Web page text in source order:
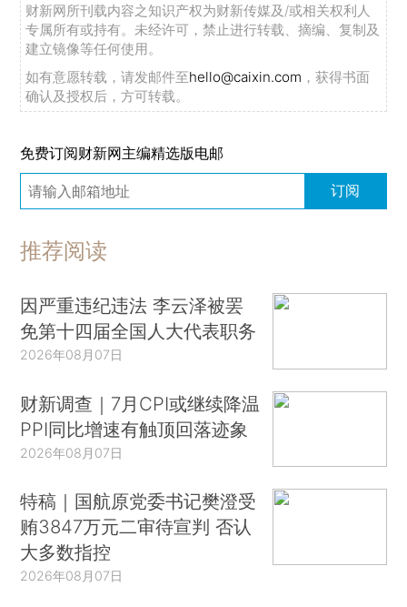
财新网所刊载内容之知识产权为财新传媒及/或相关权利人
专属所有或持有。未经许可，禁止进行转载、摘编、复制及
建立镜像等任何使用。
如有意愿转载，请发邮件至hello@caixin.com ，获得书面
确认及授权后，方可转载。
免费订阅财新网主编精选版电邮
订阅
推荐阅读
因严重违纪违法 李云泽被罢
免第十四届全国人大代表职务
2026年08月07日
财新调查｜7月CPI或继续降温
PPI同比增速有触顶回落迹象
2026年08月07日
特稿｜国航原党委书记樊澄受
贿3847万元二审待宣判 否认
大多数指控
2026年08月07日